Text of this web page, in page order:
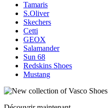
Tamaris
S.Oliver
Skechers
Cetti
GEOX
Salamander
Sun 68
Redskins Shoes
Mustang